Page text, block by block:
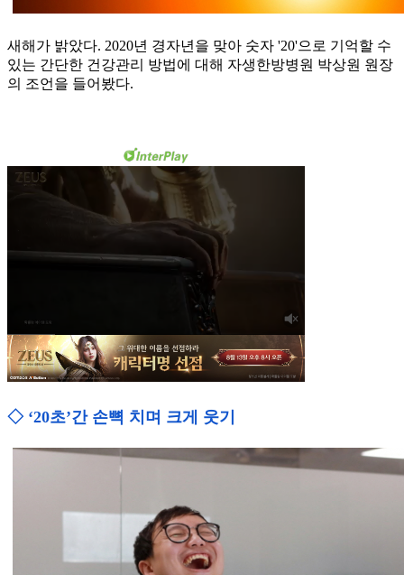
새해가 밝았다. 2020년 경자년을 맞아 숫자 '20'으로 기억할 수
있는 간단한 건강관리 방법에 대해 자생한방병원 박상원 원장
의 조언을 들어봤다.
◇ ‘20초’간 손뼉 치며 크게 웃기